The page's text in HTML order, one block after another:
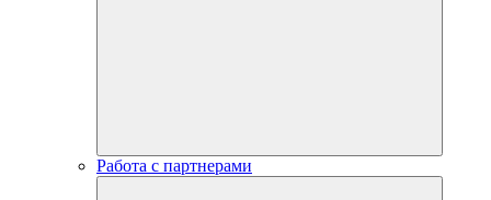
Работа с партнерами